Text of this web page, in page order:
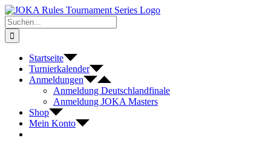
Zum
Inhalt
springen
Suche
nach:
Startseite
Turnierkalender
Anmeldungen
Anmeldung Deutschlandfinale
Anmeldung JOKA Masters
Shop
Mein Konto